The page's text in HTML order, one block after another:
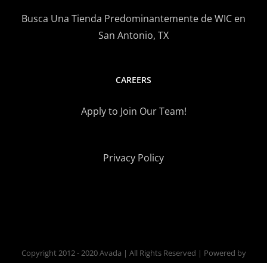
Busca Una Tienda Predominantemente de WIC en
San Antonio, TX
CAREERS
Apply to Join Our Team!
Privacy Policy
Copyright 2012 - 2020 Avada | All Rights Reserved | Powered by